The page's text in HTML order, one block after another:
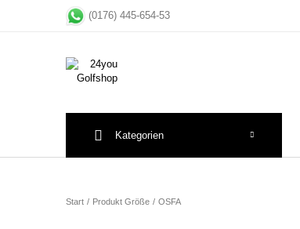
(0176) 445-654-53
Kategorien
Start / Produkt Größe / OSFA